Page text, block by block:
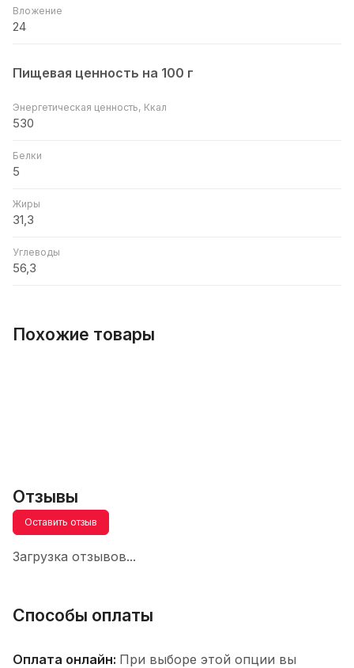
Вложение
24
Пищевая ценность на 100 г
Энергетическая ценность, Ккал
530
Белки
5
Жиры
31,3
Углеводы
56,3
Похожие товары
Отзывы
Оставить отзыв
Загрузка отзывов...
Способы оплаты
Оплата онлайн: При выборе этой опции вы